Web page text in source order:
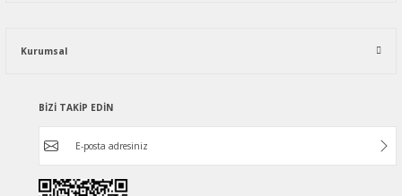
Kurumsal
BİZİ TAKİP EDİN